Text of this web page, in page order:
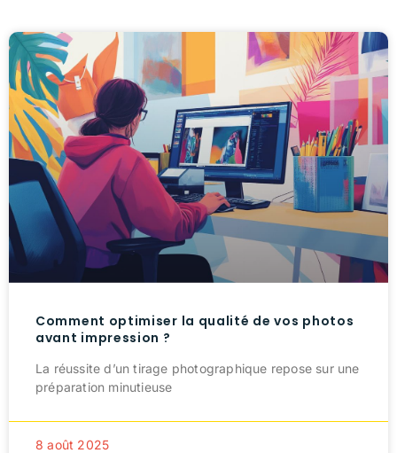
Comment optimiser la qualité de vos photos
avant impression ?
La réussite d’un tirage photographique repose sur une
préparation minutieuse
8 août 2025